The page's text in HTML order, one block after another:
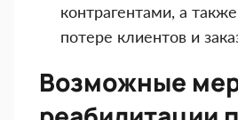
контрагентами, а
потере клиентов и
Возможные